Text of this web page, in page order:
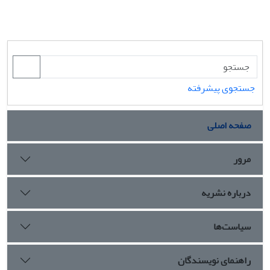
جستجوی پیشرفته
صفحه اصلی
مرور
درباره نشریه
سیاست‌ها
راهنمای نویسندگان